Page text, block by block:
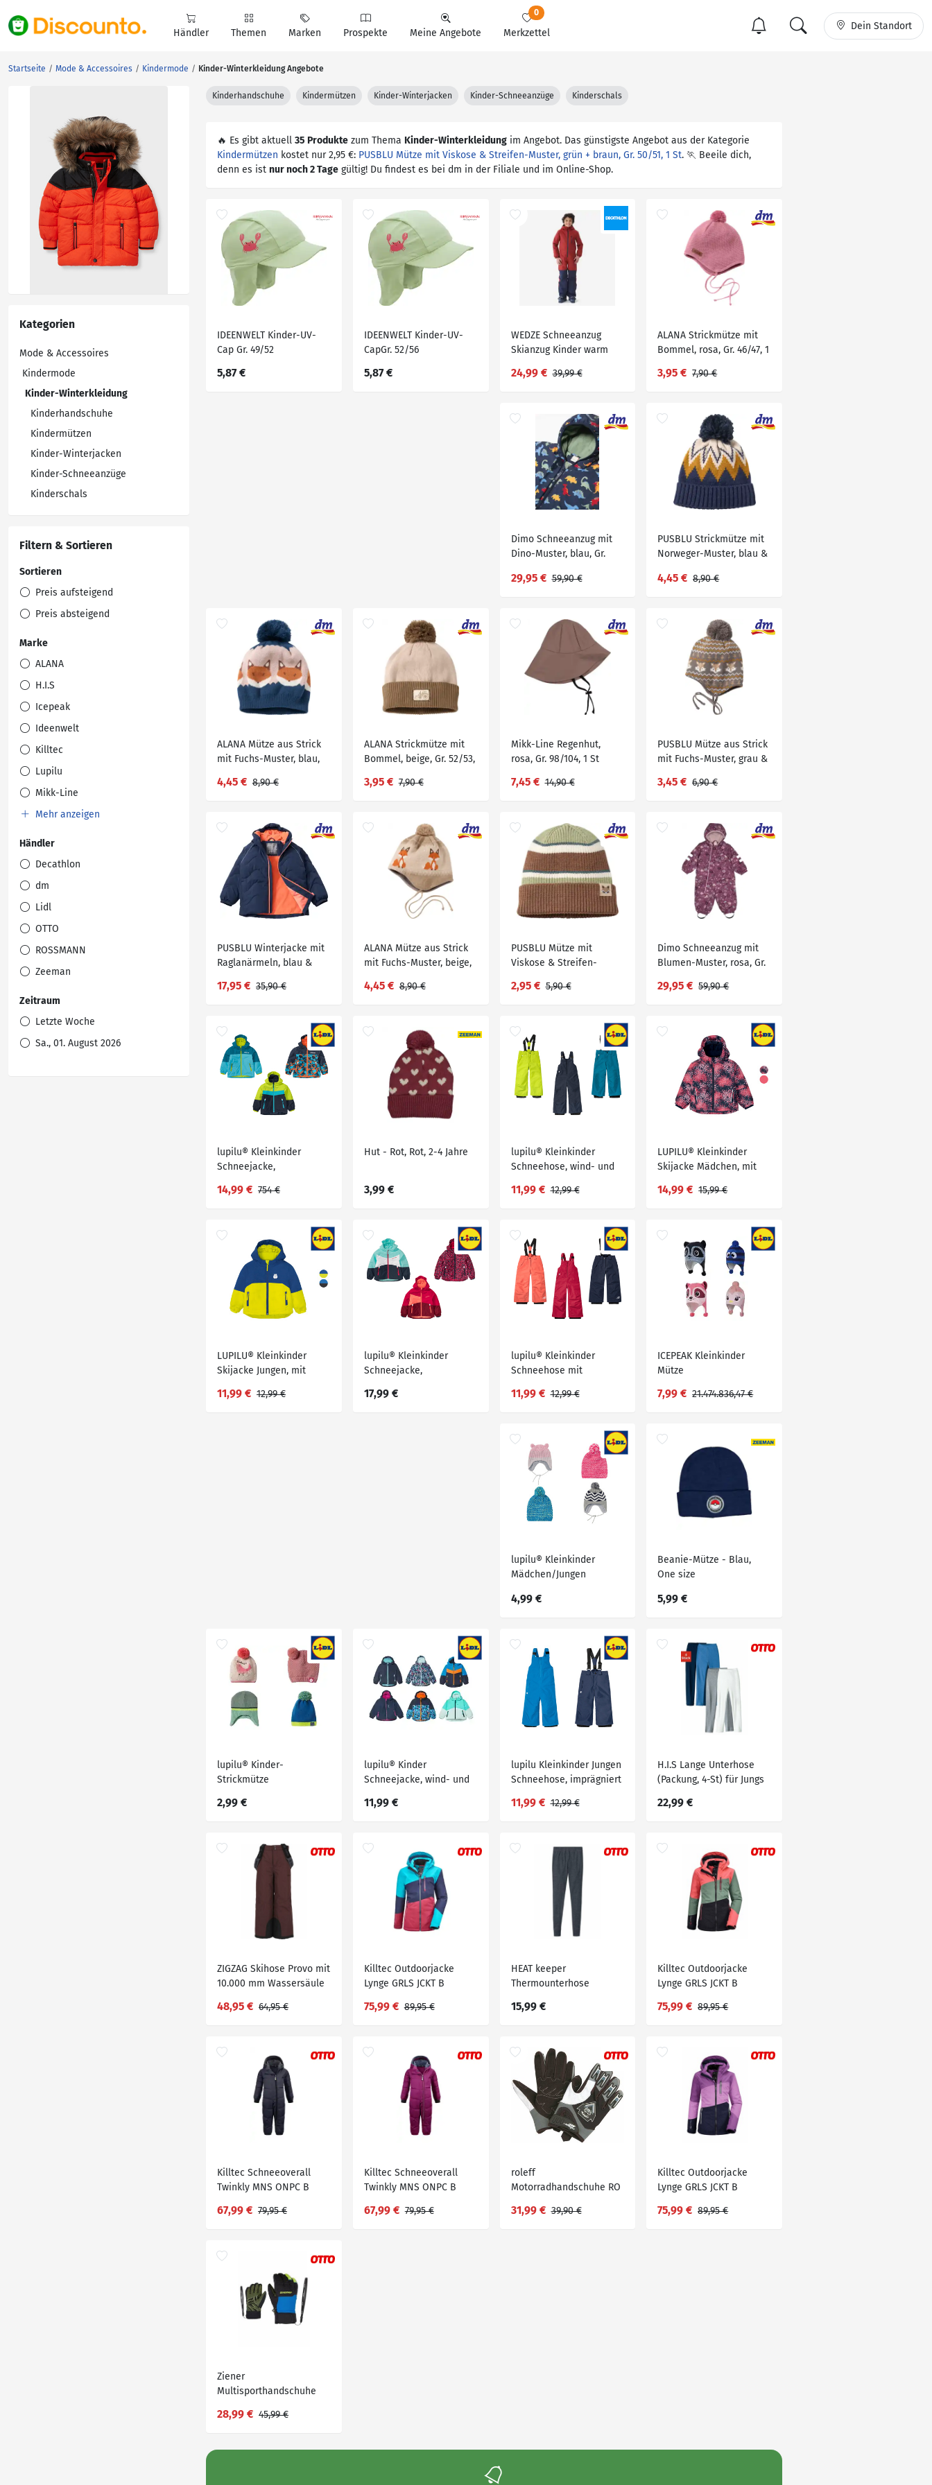
Händler Themen Marken Prospekte Meine Angebote Merkzettel
0
Dein Standort
Startseite Mode & Accessoires Kindermode Kinder-Winterkleidung Angebote
Kategorien
Mode & Accessoires
Kindermode
Kinder-Winterkleidung
Kinderhandschuhe
Kindermützen
Kinder-Winterjacken
Kinder-Schneeanzüge
Kinderschals
Filtern & Sortieren
Sortieren
Preis aufsteigend
Preis absteigend
Marke
ALANA
H.I.S
Icepeak
Ideenwelt
Killtec
Lupilu
Mikk-Line
Mehr anzeigen
Händler
Decathlon
dm
Lidl
OTTO
ROSSMANN
Zeeman
Zeitraum
Letzte Woche
Sa., 01. August 2026
Kinderhandschuhe Kindermützen Kinder-Winterjacken Kinder-Schneeanzüge Kinderschals
🔥 Es gibt aktuell 35 Produkte zum Thema Kinder-Winterkleidung im Angebot. Das günstigste Angebot aus der Kategorie
Kindermützen kostet nur 2,95 €: PUSBLU Mütze mit Viskose & Streifen-Muster, grün + braun, Gr. 50/51, 1 St. 🏃 Beeile dich,
denn es ist nur noch 2 Tage gültig! Du findest es bei dm in der Filiale und im Online-Shop.
IDEENWELT Kinder-UV-
Cap Gr. 49/52
5,87 €
IDEENWELT Kinder-UV-
CapGr. 52/56
5,87 €
WEDZE Schneeanzug
Skianzug Kinder warm
bordeaux/marineblau
24,99 € 39,99 €
ALANA Strickmütze mit
Bommel, rosa, Gr. 46/47, 1
3,95 € 7,90 €
Dimo Schneeanzug mit
Dino-Muster, blau, Gr.
29,95 € 59,90 €
PUSBLU Strickmütze mit
Norweger-Muster, blau &
4,45 € 8,90 €
ALANA Mütze aus Strick
mit Fuchs-Muster, blau,
4,45 € 8,90 €
ALANA Strickmütze mit
Bommel, beige, Gr. 52/53,
3,95 € 7,90 €
Mikk-Line Regenhut,
rosa, Gr. 98/104, 1 St
7,45 € 14,90 €
PUSBLU Mütze aus Strick
mit Fuchs-Muster, grau &
3,45 € 6,90 €
PUSBLU Winterjacke mit
Raglanärmeln, blau &
17,95 € 35,90 €
ALANA Mütze aus Strick
mit Fuchs-Muster, beige,
4,45 € 8,90 €
PUSBLU Mütze mit
Viskose & Streifen-
50/51, 1 St
2,95 € 5,90 €
Dimo Schneeanzug mit
Blumen-Muster, rosa, Gr.
29,95 € 59,90 €
lupilu® Kleinkinder
Schneejacke,
Obermaterial
14,99 € 754 €
Hut - Rot, Rot, 2-4 Jahre
3,99 €
lupilu® Kleinkinder
Schneehose, wind- und
11,99 € 12,99 €
LUPILU® Kleinkinder
Skijacke Mädchen, mit
14,99 € 15,99 €
LUPILU® Kleinkinder
Skijacke Jungen, mit
11,99 € 12,99 €
lupilu® Kleinkinder
Schneejacke,
Obermaterial
17,99 €
lupilu® Kleinkinder
Schneehose mit
11,99 € 12,99 €
ICEPEAK Kleinkinder
Mütze
7,99 € 21.474.836,47 €
lupilu® Kleinkinder
Mädchen/Jungen
4,99 €
Beanie-Mütze - Blau,
One size
5,99 €
lupilu® Kinder-
Strickmütze
2,99 €
lupilu® Kinder
Schneejacke, wind- und
versiegelten
11,99 €
lupilu Kleinkinder Jungen
Schneehose, imprägniert
11,99 € 12,99 €
H.I.S Lange Unterhose
(Packung, 4-St) für Jungs
22,99 €
ZIGZAG Skihose Provo mit
10.000 mm Wassersäule
48,95 € 64,95 €
Killtec Outdoorjacke
Lynge GRLS JCKT B
75,99 € 89,95 €
HEAT keeper
Thermounterhose
und Mädchen
15,99 €
Killtec Outdoorjacke
Lynge GRLS JCKT B
75,99 € 89,95 €
Killtec Schneeoverall
Twinkly MNS ONPC B
67,99 € 79,95 €
Killtec Schneeoverall
Twinkly MNS ONPC B
67,99 € 79,95 €
roleff
Motorradhandschuhe RO
31,99 € 39,90 €
Killtec Outdoorjacke
Lynge GRLS JCKT B
75,99 € 89,95 €
Ziener
Multisporthandschuhe
28,99 € 45,99 €